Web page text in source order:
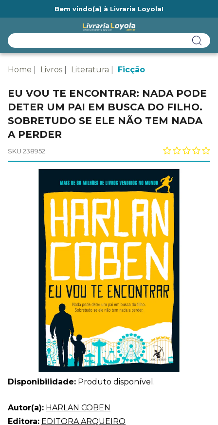
Bem vindo(a) à Livraria Loyola!
Home Livros Literatura Ficção
EU VOU TE ENCONTRAR: NADA PODE
DETER UM PAI EM BUSCA DO FILHO.
SOBRETUDO SE ELE NÃO TEM NADA
A PERDER
SKU 238952
Disponibilidade: Produto disponível.
Autor(a): HARLAN COBEN
Editora: EDITORA ARQUEIRO